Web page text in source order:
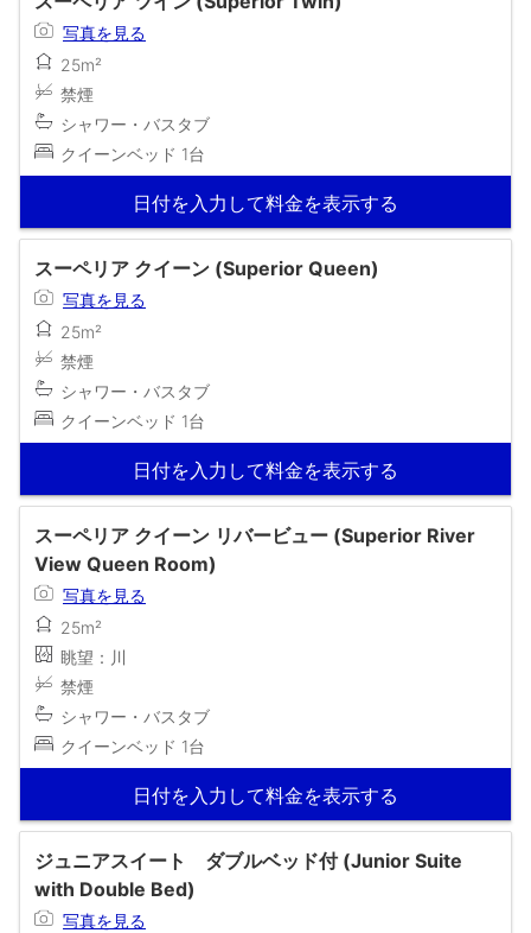
写真を見る
25m²
禁煙
シャワー・バスタブ
クイーンベッド 1台
日付を入力して料金を表示する
スーペリア クイーン (Superior Queen)
写真を見る
25m²
禁煙
シャワー・バスタブ
クイーンベッド 1台
日付を入力して料金を表示する
スーペリア クイーン リバービュー (Superior River
View Queen Room)
写真を見る
25m²
眺望：川
禁煙
シャワー・バスタブ
クイーンベッド 1台
日付を入力して料金を表示する
ジュニアスイート ダブルベッド付 (Junior Suite
with Double Bed)
写真を見る